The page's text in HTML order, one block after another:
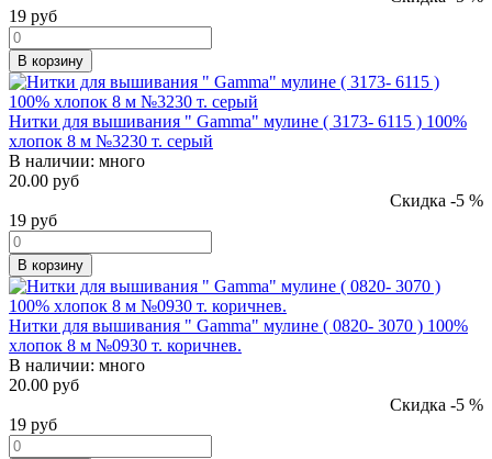
19 руб
В корзину
Нитки для вышивания " Gamma" мулине ( 3173- 6115 ) 100%
хлопок 8 м №3230 т. серый
В наличии: много
20.00 руб
Скидка -5 %
19 руб
В корзину
Нитки для вышивания " Gamma" мулине ( 0820- 3070 ) 100%
хлопок 8 м №0930 т. коричнев.
В наличии: много
20.00 руб
Скидка -5 %
19 руб